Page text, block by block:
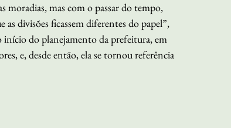
mas com o passar do tempo,
divisões ficassem diferentes do papel”,
início do planejamento da prefeitura, em
e, desde então, ela se tornou referência